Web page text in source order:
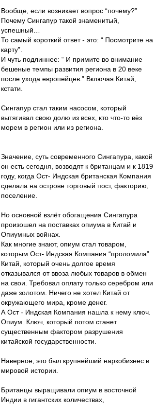
Вообще, если возникает вопрос “почему?”
Почему Сингапур такой знаменитый,
успешный…
То самый короткий ответ - это: “ Посмотрите на
карту”.
И чуть подлиннее: “ И примите во внимание
бешеные темпы развития региона в 20 веке
после ухода европейцев.” Включая Китай,
кстати.
Сингапур стал таким насосом, который
вытягивал свою долю из всех, кто что-то вёз
морем в регион или из региона.
Значение, суть современного Сингапура, какой
он есть сегодня, возводят к британцам и к 1819
году, когда Ост- Индская британская Компания
сделала на острове торговый пост, факторию,
поселение.
Но основной взлёт обогащения Сингапура
произошел на поставках опиума в Китай и
Опиумных войнах.
Как многие знают, опиум стал товаром,
которым Ост- Индская Компания “проломила”
Китай, который очень долгое время
отказывался от ввоза любых товаров в обмен
на свои. Требовал оплату только серебром или
даже золотом. Ничего не хотел Китай от
окружающего мира, кроме денег.
А Ост - Индская Компания нашла к нему ключ.
Опиум. Ключ, который потом станет
существенным фактором разрушения
китайской государственности.
Наверное, это был крупнейший наркобизнес в
мировой истории.
Британцы выращивали опиум в восточной
Индии в гигантских количествах,